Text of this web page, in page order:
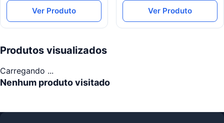
Ver Produto Ver Produto
Produtos visualizados
Carregando ...
Nenhum produto visitado